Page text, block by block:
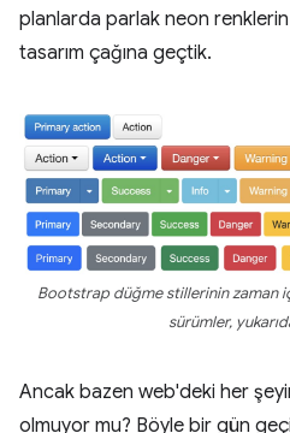
planlarda parlak neon renklerin
tasarım çağına geçtik.
Bootstrap düğme stillerinin zaman
sürümler,
Ancak bazen web'deki her şeyin
olmuyor mu? Böyle bir gün